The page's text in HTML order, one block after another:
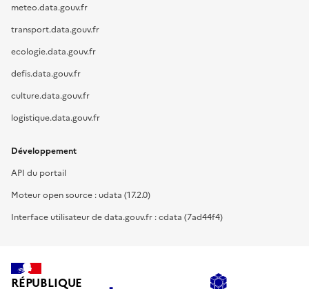
meteo.data.gouv.fr
transport.data.gouv.fr
ecologie.data.gouv.fr
defis.data.gouv.fr
culture.data.gouv.fr
logistique.data.gouv.fr
Développement
API du portail
Moteur open source : udata (17.2.0)
Interface utilisateur de data.gouv.fr : cdata (7ad44f4)
RÉPUBLIQUE